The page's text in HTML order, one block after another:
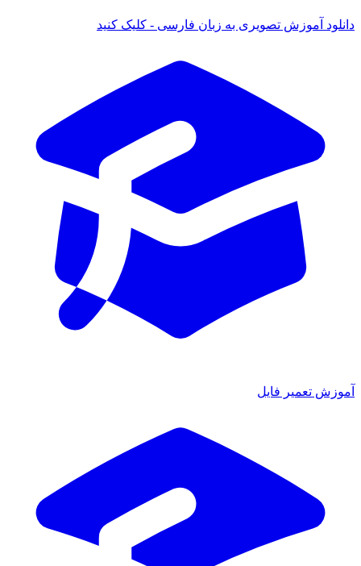
دانلود آموزش تصویری به زبان فارسی - کلیک کنید
آموزش تعمیر فایل